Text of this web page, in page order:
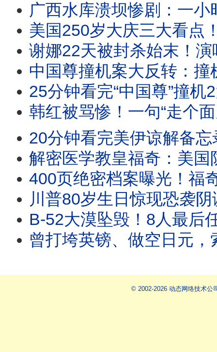
广西水库溃坝惨剧：一小时吞村，84%病险
美国250岁大庆三大看点！86万发烟花！百艘古老帆船汇集
谢娜22天被封杀始末！演唱会被迫取消，谢娜怒怼
中国尊撞机案大反转：撞机的是他？男刘俊华身份曝
25分钟看完“中国尊”撞机2大疑点！事发前中信
韩红被骂惨！一句“走个面儿”翻车，票房崩
20分钟看完美伊谅解备忘录陷阱！卢比奥G7黑脸
解密医学教皇福奇：美国防疫教皇的画皮人生
400页绝密档案曝光！福奇如何联手
川普80岁生日惊现恐袭阴谋！无人机狙击手
B-52大漠坠毁！8人最后任务曝光，牵出两代
曾打垮英镑、做空日元，索罗斯的“秘密武
© 2002-2026 动态网络技术公